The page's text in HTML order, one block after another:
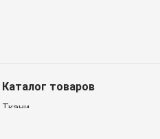
Каталог товаров
Ткани